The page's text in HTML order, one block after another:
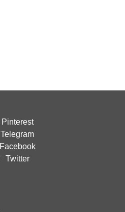
Pinterest
Telegram
Facebook
Twitter